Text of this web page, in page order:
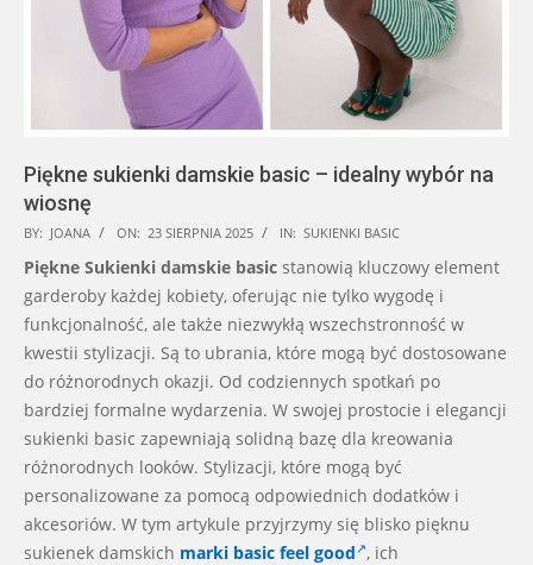
Piękne sukienki damskie basic – idealny wybór na
wiosnę
2025-
08-
23
BY: JOANA ON: 23 SIERPNIA 2025 IN: SUKIENKI BASIC
Piękne Sukienki damskie basic stanowią kluczowy element
garderoby każdej kobiety, oferując nie tylko wygodę i
funkcjonalność, ale także niezwykłą wszechstronność w
kwestii stylizacji. Są to ubrania, które mogą być dostosowane
do różnorodnych okazji. Od codziennych spotkań po
bardziej formalne wydarzenia. W swojej prostocie i elegancji
sukienki basic zapewniają solidną bazę dla kreowania
różnorodnych looków. Stylizacji, które mogą być
personalizowane za pomocą odpowiednich dodatków i
akcesoriów. W tym artykule przyjrzymy się blisko pięknu
sukienek damskich marki basic feel good , ich